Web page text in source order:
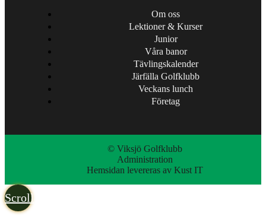
Om oss
Lektioner & Kurser
Junior
Våra banor
Tävlingskalender
Järfälla Golfklubb
Veckans lunch
Företag
© Viksjö Golfklubb
Administration
Hemsidan levereras av Kust IT
Scroll